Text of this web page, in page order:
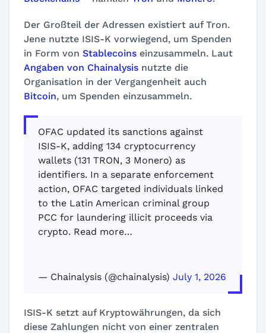
Der Großteil der Adressen existiert auf Tron.
Jene nutzte ISIS-K vorwiegend, um Spenden
in Form von Stablecoins einzusammeln. Laut
Angaben von Chainalysis nutzte die
Organisation in der Vergangenheit auch
Bitcoin, um Spenden einzusammeln.
OFAC updated its sanctions against
ISIS-K, adding 134 cryptocurrency
wallets (131 TRON, 3 Monero) as
identifiers. In a separate enforcement
action, OFAC targeted individuals linked
to the Latin American criminal group
PCC for laundering illicit proceeds via
crypto. Read more…
— Chainalysis (@chainalysis) July 1, 2026
ISIS-K setzt auf Kryptowährungen, da sich
diese Zahlungen nicht von einer zentralen